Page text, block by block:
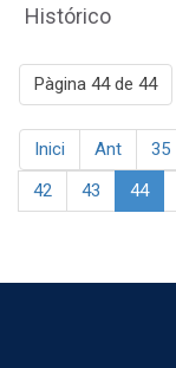
Histórico
Pàgina 44 de 44
Inici Ant 35
42
43 44